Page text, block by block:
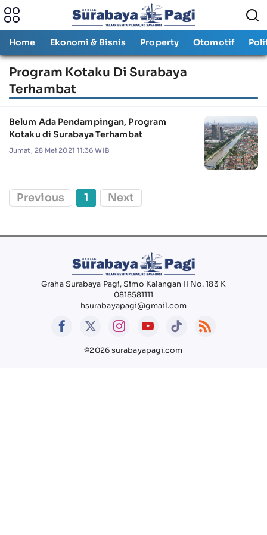
Home Ekonomi & Bisnis Property Otomotif
Program Kotaku Di Surabaya
Terhambat
Belum Ada Pendampingan, Program
Kotaku di Surabaya Terhambat
Jumat, 28 Mei 2021 11:36 WIB
Previous 1 Next
Graha Surabaya Pagi, Simo Kalangan II No. 183 K
0818581111
hsurabayapagi@gmail.com
©2026 surabayapagi.com